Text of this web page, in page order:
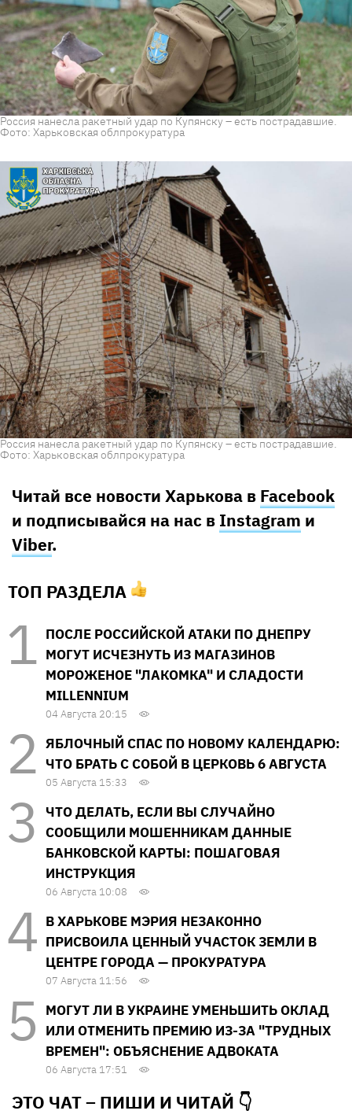
Россия нанесла ракетный удар по Купянску – есть пострадавшие.
Фото: Харьковская облпрокуратура
Россия нанесла ракетный удар по Купянску – есть пострадавшие.
Фото: Харьковская облпрокуратура
Читай все новости Харькова в Facebook
и подписывайся на нас в Instagram и
Viber.
ТОП РАЗДЕЛА
ПОСЛЕ РОССИЙСКОЙ АТАКИ ПО ДНЕПРУ
МОГУТ ИСЧЕЗНУТЬ ИЗ МАГАЗИНОВ
МОРОЖЕНОЕ "ЛАКОМКА" И СЛАДОСТИ
MILLENNIUM
04 Августа 20:15
ЯБЛОЧНЫЙ СПАС ПО НОВОМУ КАЛЕНДАРЮ:
ЧТО БРАТЬ С СОБОЙ В ЦЕРКОВЬ 6 АВГУСТА
05 Августа 15:33
ЧТО ДЕЛАТЬ, ЕСЛИ ВЫ СЛУЧАЙНО
СООБЩИЛИ МОШЕННИКАМ ДАННЫЕ
БАНКОВСКОЙ КАРТЫ: ПОШАГОВАЯ
ИНСТРУКЦИЯ
06 Августа 10:08
В ХАРЬКОВЕ МЭРИЯ НЕЗАКОННО
ПРИСВОИЛА ЦЕННЫЙ УЧАСТОК ЗЕМЛИ В
ЦЕНТРЕ ГОРОДА — ПРОКУРАТУРА
07 Августа 11:56
МОГУТ ЛИ В УКРАИНЕ УМЕНЬШИТЬ ОКЛАД
ИЛИ ОТМЕНИТЬ ПРЕМИЮ ИЗ-ЗА "ТРУДНЫХ
ВРЕМЕН": ОБЪЯСНЕНИЕ АДВОКАТА
06 Августа 17:51
ЭТО ЧАТ – ПИШИ И ЧИТАЙ 👇